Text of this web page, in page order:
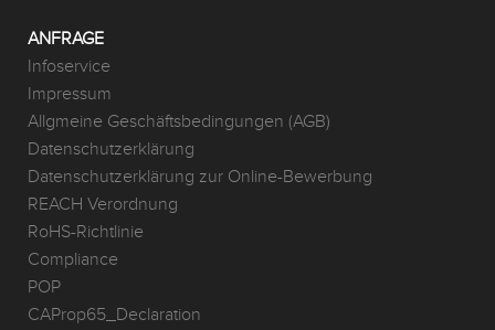
ANFRAGE
Infoservice
Impressum
Allgmeine Geschäftsbedingungen (AGB)
Datenschutzerklärung
Datenschutzerklärung zur Online-Bewerbung
REACH Verordnung
RoHS-Richtlinie
Compliance
POP
CAProp65_Declaration